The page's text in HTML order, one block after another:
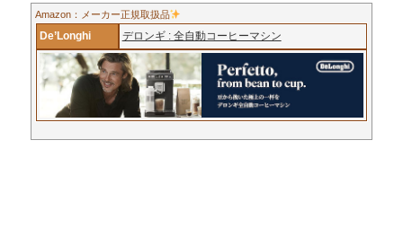
Amazon：メーカー正規取扱品
De’Longhi デロンギ : 全自動コーヒーマシン